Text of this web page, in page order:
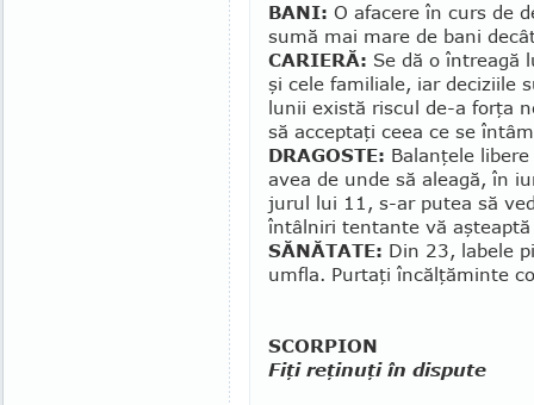
BANI: O afacere în curs de
sumă mai mare de bani
CARIERĂ: Se dă o întreagă
şi cele fa­miliale, iar deciziile
lunii există riscul de-a forţa
să acceptaţi ceea ce se
DRAGOSTE: Balanţele
avea de unde să aleagă, în
jurul lui 11, s-ar putea să
întâlniri tentante vă
SĂNĂTATE: Din 23, labele
umfla. Purtaţi încălţăminte
SCORPION
Fiţi reţinuţi în dispute